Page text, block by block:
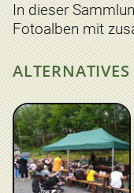
In dieser
Fotoalben mit